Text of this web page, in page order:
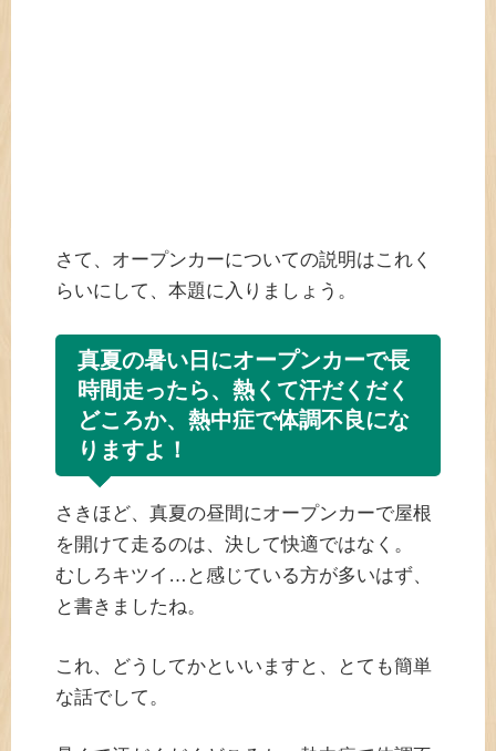
さて、オープンカーについての説明はこれく
らいにして、本題に入りましょう。
真夏の暑い日にオープンカーで長
時間走ったら、熱くて汗だくだく
どころか、熱中症で体調不良にな
りますよ！
さきほど、真夏の昼間にオープンカーで屋根
を開けて走るのは、決して快適ではなく。
むしろキツイ…と感じている方が多いはず、
と書きましたね。
これ、どうしてかといいますと、とても簡単
な話でして。